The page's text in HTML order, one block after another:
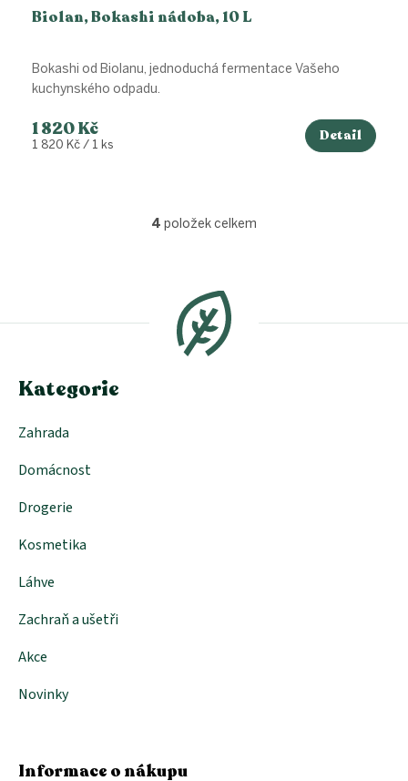
Biolan, Bokashi nádoba, 10 L
1 820 Kč
Měrná
1 820 Kč / 1 ks
Detail
Bokashi od Biolanu, jednoduchá fermentace Vašeho
kuchynského odpadu.
O
d
a
c
í
4 položek celkem
a
Kategorie
Zahrada
Domácnost
Drogerie
Kosmetika
Láhve
Zachraň a ušetři
Akce
Novinky
Informace o nákupu